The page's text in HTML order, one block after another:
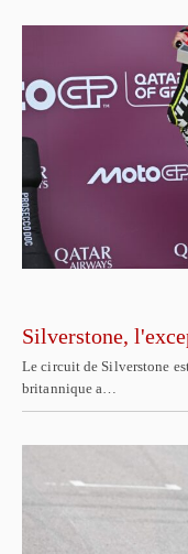
Silverstone,
Le circuit de Silverstone
britannique a…